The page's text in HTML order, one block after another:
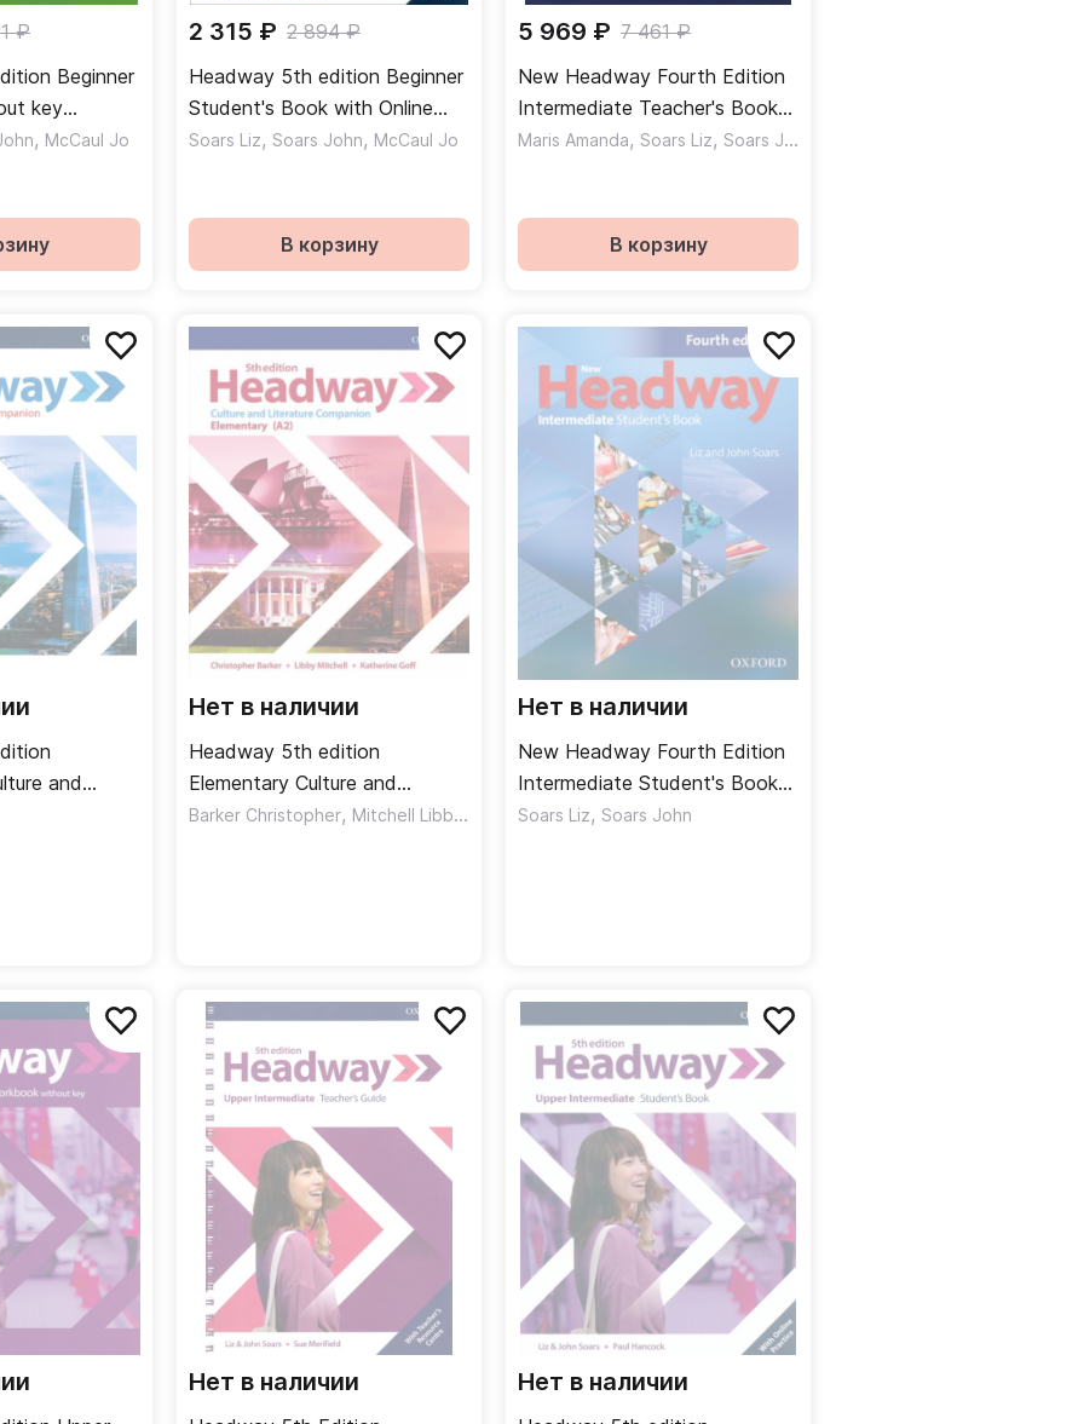
₽
Beginner
key
без
, McCaul Jo
2 315 ₽ 2 894 ₽
Headway 5th edition Beginner
Student's Book with Online
Practice Учебник
Soars Liz, Soars John, McCaul Jo
В корзину
5 969 ₽ 7 461 ₽
New Headway Fourth Edition
Intermediate Teacher's Book
with Teacher's Resource Disc
Maris Amanda, Soars Liz, Soars John
В корзину
and
Нет в наличии
Headway 5th edition
Elementary Culture and
Literature Companion
Barker Christopher, Mitchell Libby , Goff Katherine
Нет в наличии
New Headway Fourth Edition
Intermediate Student's Book
Учебник
Soars Liz, Soars John
Нет в наличии Нет в наличии